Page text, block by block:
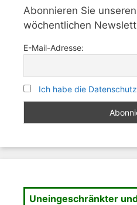
Abonnieren Sie
wöchentlichen
E-Mail-Adresse:
Ich habe die
Uneingeschränkter